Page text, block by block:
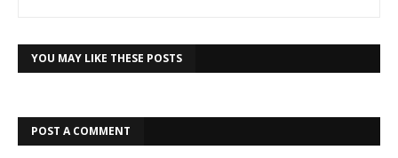
YOU MAY LIKE THESE POSTS
POST A COMMENT